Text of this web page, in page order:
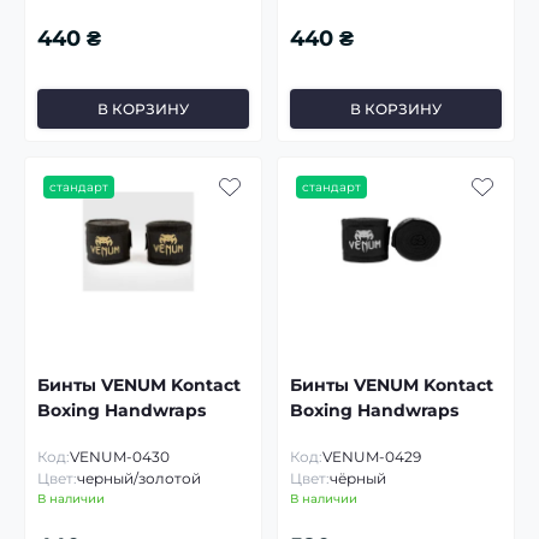
440 ₴
В КОРЗИНУ
440 ₴
В КОРЗИНУ
стандарт
Бинты VENUM Kontact
Boxing Handwraps
Код:VENUM-0430
Цвет:черный/золотой
В наличии
стандарт
Бинты VENUM Kontact
Boxing Handwraps
Код:VENUM-0429
Цвет:чёрный
В наличии